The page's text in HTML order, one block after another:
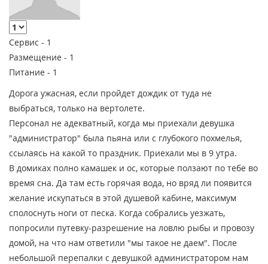
Сервис - 1
Размещение - 1
Питание - 1
Дорога ужасная, если пройдет дождик от туда не
выбраться, только на вертолете.
Персонал не адекватный, когда мы приехали девушка
"администратор" была пьяна или с глубокого похмелья,
ссылаясь на какой то праздник. Приехали мы в 9 утра.
В домиках полно камашек и ос, которые ползают по тебе во
время сна. Да там есть горячая вода, но вряд ли появится
желание искупаться в этой душевой кабине, максимум
сполоснуть ноги от песка. Когда собрались уезжать,
попросили путевку-разрешение на ловлю рыбы и провозу
домой, на что нам ответили "мы такое не даем". После
небольшой перепалки с девушкой администратором нам